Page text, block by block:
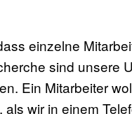
einzelne
sind unsere
Ein Mitarbeiter
wir in einem